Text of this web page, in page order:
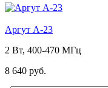
Аргут А-23
2 Вт, 400-470 МГц
8 640 руб.